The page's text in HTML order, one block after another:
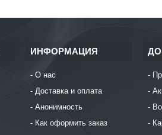
ИНФОРМАЦИЯ
О нас
Доставка и оплата
Анонимность
Как оформить заказ